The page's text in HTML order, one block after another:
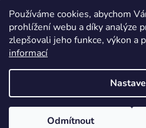
Používáme cookies, abychom
prohlížení webu a díky analýze
zlepšovali jeho funkce, výkon a
informací
Odmítnout
Vložením e-mailu souhlasíte s
osobních údajů
PŘIHLÁSIT SE
Vytvořil
Copyright 2026Seedbank.cz